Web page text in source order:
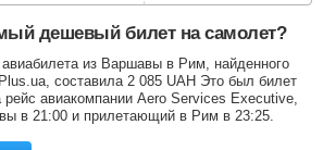
дешевый билет на самолет?
из Варшавы в Рим, найденного
составила 2 085 UAH Это был билет
рейс авиакомпании Aero Services Executive,
в 21:00 и прилетающий в Рим в 23:25.